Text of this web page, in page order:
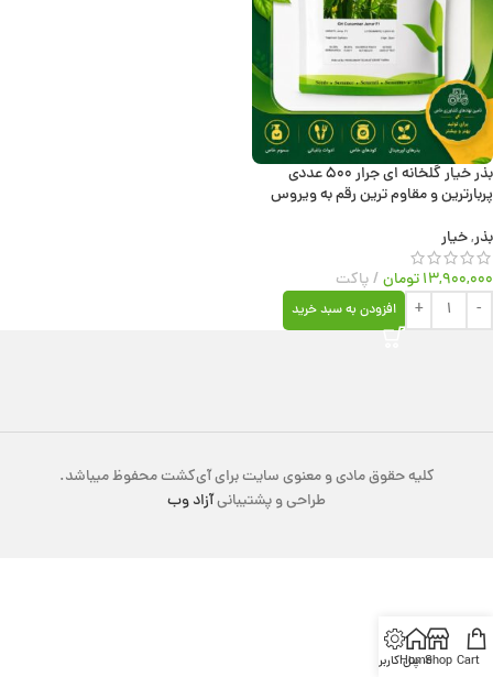
بذر خیار گلخانه ای جرار 500 عددی
پربارترین و مقاوم ترین رقم به ویروس
بذر,خیار
۱۳,۹۰۰,۰۰۰تومان پاکت
افزودن به سبد خرید
کلیه حقوق مادی و معنوی سایت برای آی‌کشت محفوظ میباشد.
طراحی و پشتیبانیآزاد وب
Cart
Shop
Home
پنل کاربری